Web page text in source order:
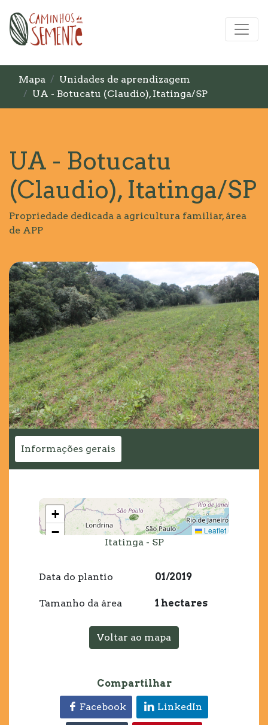
Mapa
Unidades de aprendizagem
UA - Botucatu (Claudio), Itatinga/SP
UA - Botucatu
(Claudio), Itatinga/SP
Propriedade dedicada a agricultura familiar, área
de APP
Informações gerais
+
−
Leaflet
Itatinga - SP
Data do plantio 01/2019
Tamanho da área 1 hectares
Voltar ao mapa
Compartilhar
Facebook LinkedIn